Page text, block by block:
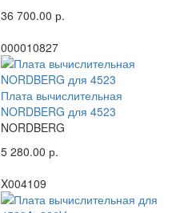
36 700.00 р.
000010827
Плата вычислительная
NORDBERG для 4523
NORDBERG
5 280.00 р.
X004109